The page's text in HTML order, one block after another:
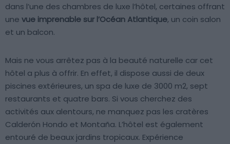
dans l’une des chambres de luxe l’hôtel, certaines offrant
une vue imprenable sur l’Océan Atlantique, un coin salon
et un balcon.
Mais ne vous arrêtez pas à la beauté naturelle car cet
hôtel a plus à offrir. En effet, il dispose aussi de deux
piscines extérieures, un spa de luxe de 3000 m2, sept
restaurants et quatre bars. Si vous cherchez des
activités aux alentours, ne manquez pas les cratères
Calderón Hondo et Montaña. L’hôtel est également
entouré de beaux jardins tropicaux. Expérience